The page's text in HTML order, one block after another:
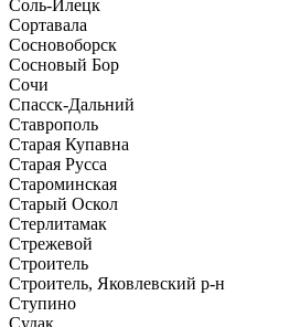
Соль-Илецк
Сортавала
Сосновоборск
Сосновый Бор
Сочи
Спасск-Дальний
Ставрополь
Старая Купавна
Старая Русса
Староминская
Старый Оскол
Стерлитамак
Стрежевой
Строитель
Строитель, Яковлевский р-н
Ступино
Судак